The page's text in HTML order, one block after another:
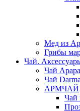
Мед из
Грибы
Чай.
Чай
Чай
АРМЧАЙ
Чай